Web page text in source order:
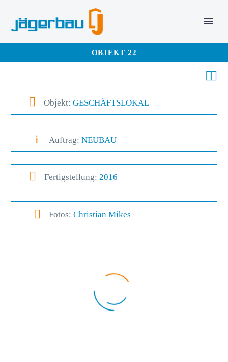
OBJEKT 22


 Objekt: GESCHÄFTSLOKAL
i
i Auftrag: NEUBAU

 Fertigstellung: 2016

 Fotos: Christian Mikes